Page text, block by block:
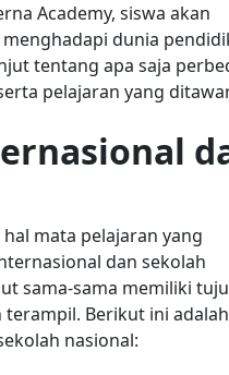
Academy, siswa akan
dunia
tentang apa saja
pelajaran yang
mata pelajaran yang
dan sekolah
sama-sama memiliki
Berikut ini adalah
nasional: